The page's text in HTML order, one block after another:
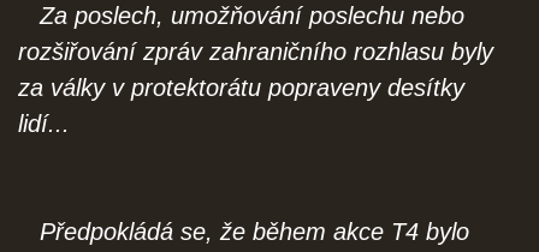
Za poslech, umožňování poslechu nebo
rozšiřování zpráv zahraničního rozhlasu byly
za války v protektorátu popraveny desítky
lidí...
Předpokládá se, že během akce T4 bylo